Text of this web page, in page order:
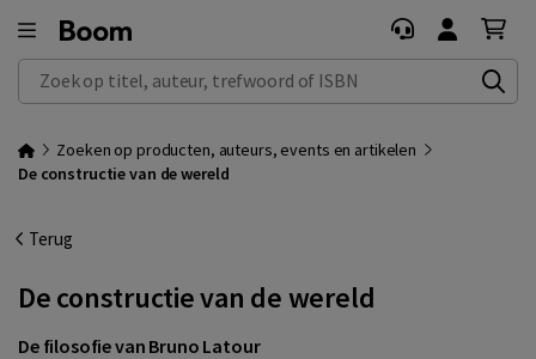
Zoek op titel, auteur, trefwoord of ISBN
Zoeken op producten, auteurs, events en artikelen
De constructie van de wereld
Terug
De constructie van de wereld
De filosofie van Bruno Latour